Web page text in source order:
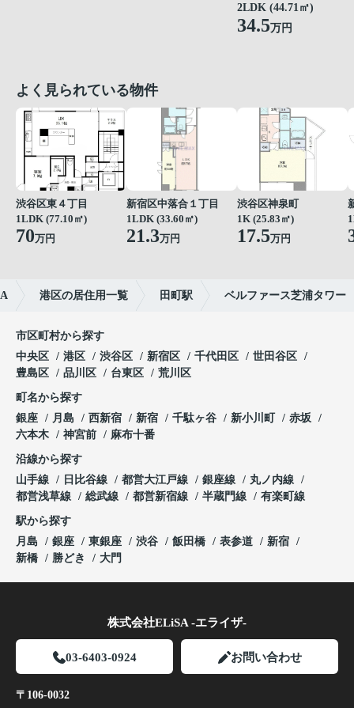
2LDK (44.71㎡)
34.5万円
よく見られている物件
渋谷区東４丁目
1LDK (77.10㎡)
70万円
新宿区中落合１丁目
1LDK (33.60㎡)
21.3万円
渋谷区神泉町
1K (25.83㎡)
17.5万円
港区の居住用一覧 田町駅 ベルファース芝浦タワー
市区町村から探す
中央区
港区 渋谷区 新宿区 千代田区
世田谷区
豊島区
品川区 台東区 荒川区
町名から探す
銀座
月島 西新宿 新宿 千駄ヶ谷 新小川町
赤坂
六本木
神宮前 麻布十番
沿線から探す
山手線
日比谷線 都営大江戸線 銀座線
丸ノ内線
都営浅草線
総武線 都営新宿線 半蔵門線 有楽町線
駅から探す
月島
銀座 東銀座 渋谷 飯田橋 表参道
新宿
新橋
勝どき 大門
株式会社ELiSA -エライザ-
03-6403-0924 お問い合わせ
〒106-0032